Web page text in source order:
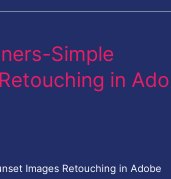
Simple
in
Images Retouching in Adobe